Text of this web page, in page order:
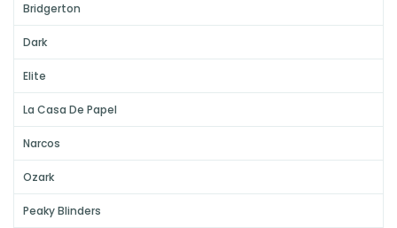
Bridgerton
Dark
Elite
La Casa De Papel
Narcos
Ozark
Peaky Blinders